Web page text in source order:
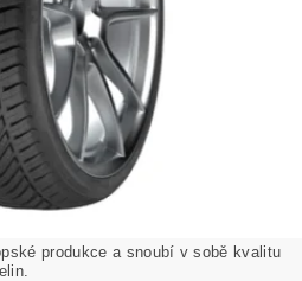
produkce a snoubí v sobě kvalitu